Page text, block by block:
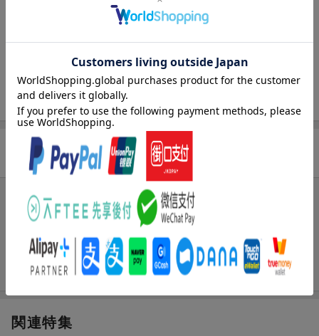
ポップスだけでなくジャズやバラードなどのローテンポな楽曲ま
質を細かく調整する事もできます。
対応言語：日本語
推奨音域：G3 〜 D5
推奨テンポ：80 〜 145 BPM
◆CeVIO AIとは
「CeVIO AI」は、CeVIOプロジェクトによって開発された、
最新の AI 技術により人間の声質・癖・歌い方・しゃべり方を
これまでになく高精度に再現することの可能な歌声・音声合成技
術を搭載した新しい音声創作ソフトウェアです。
人間による歌声・話し声をリアルに再現することが可能となるだ
けでなく、
使いやすい GUI により、ピッチパターン、タイミング等を自在に
※CeVIO AIはWindows専用です。
商品レビュー
まだレビューがありません。
関連特集